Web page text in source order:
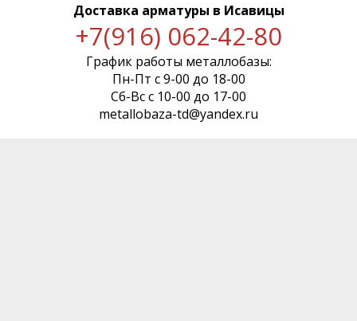
Доставка арматуры в Исавицы
+7(916) 062-42-80
График работы металлобазы:
Пн-Пт с 9-00 до 18-00
Сб-Вс с 10-00 до 17-00
metallobaza-td@yandex.ru